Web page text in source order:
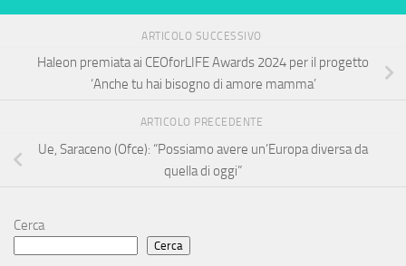
ARTICOLO SUCCESSIVO
Haleon premiata ai CEOforLIFE Awards 2024 per il progetto
‘Anche tu hai bisogno di amore mamma’
ARTICOLO PRECEDENTE
Ue, Saraceno (Ofce): “Possiamo avere un’Europa diversa da
quella di oggi”
Cerca
Cerca